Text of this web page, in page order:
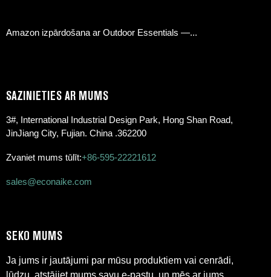
Amazon izpārdošana ar Outdoor Essentials —...
SAZINIETIES AR MUMS
3#, International Industrial Design Park, Hong Shan Road,
JinJiang City, Fujian. China .362200
Zvaniet mums tūlīt:+86-595-22221612
sales@econaike.com
SEKO MUMS
Ja jums ir jautājumi par mūsu produktiem vai cenrādi,
lūdzu, atstājiet mums savu e-pastu, un mēs ar jums